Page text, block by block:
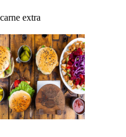
carne extra